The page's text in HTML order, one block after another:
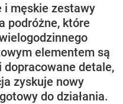
i męskie zestawy
podróżne, które
elementem są
detale,
zyskuje nowy
do działania.